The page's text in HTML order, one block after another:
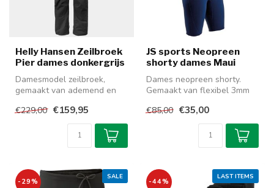
Helly Hansen Zeilbroek
Pier dames donkergrijs
Damesmodel zeilbroek,
gemaakt van ademend en
HellyTech®. Perf...
€229,00 €159,95
JS sports Neopreen
shorty dames Maui
Dames neopreen shorty.
Gemaakt van flexibel 3mm
Ritssluiting ...
€85,00 €35,00
SALE
-29%
LAST ITEMS
-44%